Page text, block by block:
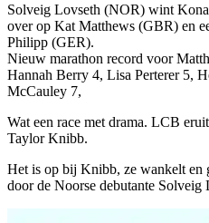
Solveig Lovseth (NOR) wint
over op Kat Matthews (GBR) en
Philipp (GER).
Nieuw marathon record voor
Hannah Berry 4, Lisa Perterer 5,
McCauley 7,
Wat een race met drama. LCB
Taylor Knibb.
Het is op bij Knibb, ze wankelt en
door de Noorse debutante Solveig